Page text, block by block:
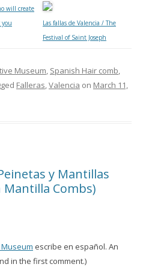
will create
Las fallas de Valencia / The
Festival of Saint Joseph
Museum, Spanish Hair comb,
Falleras,Valencia on March 11,
y Mantillas
Mantilla Combs)
escribe en español. An
in the first comment.)